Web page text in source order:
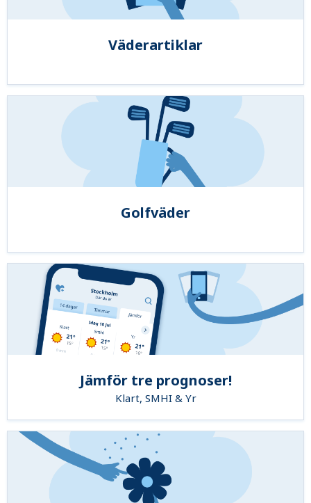
Väderartiklar
Golfväder
Jämför tre prognoser!
Klart, SMHI & Yr